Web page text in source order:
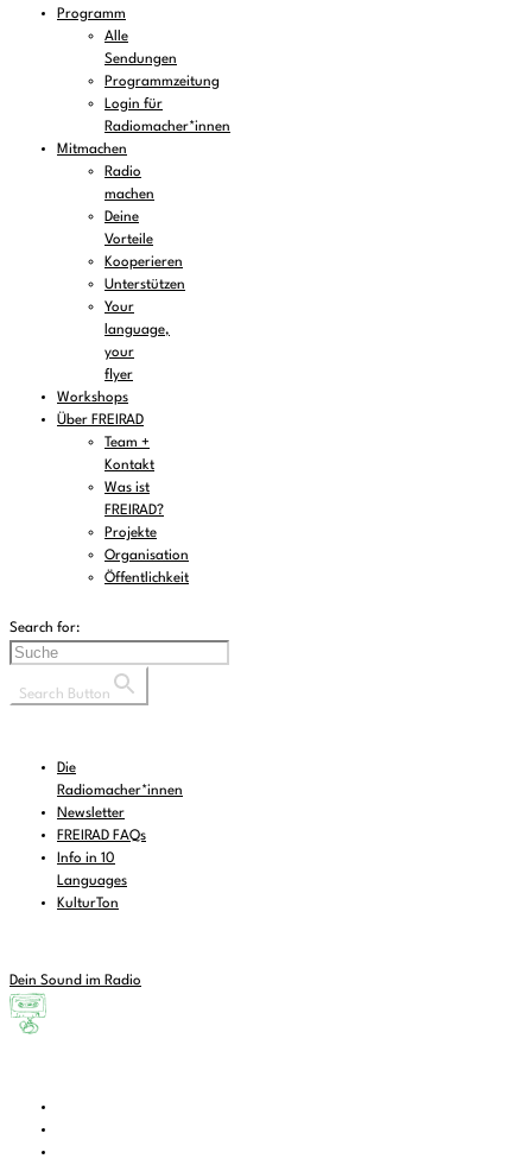
Programm
Alle
Sendungen
Programmzeitung
Login für
Radiomacher*innen
Mitmachen
Radio
machen
Deine
Vorteile
Kooperieren
Unterstützen
Your
language,
your
flyer
Workshops
Über FREIRAD
Team +
Kontakt
Was ist
FREIRAD?
Projekte
Organisation
Öffentlichkeit
Search for:
Search Button
Die
Radiomacher*innen
Newsletter
FREIRAD FAQs
Info in 10
Languages
KulturTon
Dein Sound im Radio